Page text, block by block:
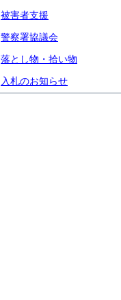
被害者支援
警察署協議会
落とし物・拾い物
入札のお知らせ